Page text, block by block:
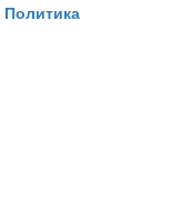
Политика